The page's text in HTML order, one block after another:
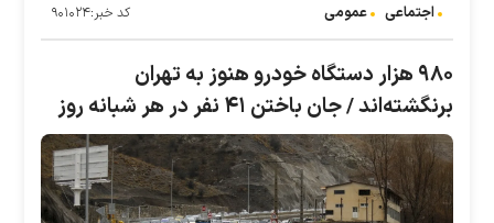
اجتماعی عمومی کد خبر:۹۰۱۰۲۴
۹۸۰ هزار دستگاه خودرو هنوز به تهران
برنگشته‌اند / جان باختن ۴۱ نفر در هر شبانه روز